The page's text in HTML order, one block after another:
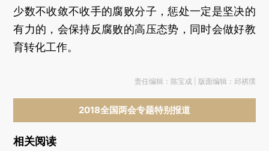
少数不收敛不收手的腐败分子，惩处一定是坚决的
有力的，会保持反腐败的高压态势，同时会做好教
育转化工作。
责任编辑：陈宝成 | 版面编辑：邱祺璞
2018全国两会专题特别报道
相关阅读